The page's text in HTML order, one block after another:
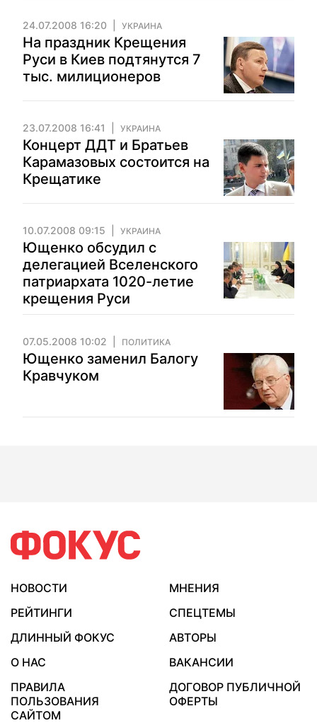
24.07.2008 16:20 УКРАИНА
На праздник Крещения
Руси в Киев подтянутся 7
тыс. милиционеров
23.07.2008 16:41 УКРАИНА
Концерт ДДТ и Братьев
Карамазовых состоится на
Крещатике
10.07.2008 09:15 УКРАИНА
Ющенко обсудил с
делегацией Вселенского
патриархата 1020-летие
крещения Руси
07.05.2008 10:02 ПОЛИТИКА
Ющенко заменил Балогу
Кравчуком
НОВОСТИ
МНЕНИЯ
РЕЙТИНГИ
СПЕЦТЕМЫ
ДЛИННЫЙ ФОКУС
АВТОРЫ
О НАС
ВАКАНСИИ
ПРАВИЛА
ПОЛЬЗОВАНИЯ
САЙТОМ
ДОГОВОР ПУБЛИЧНОЙ
ОФЕРТЫ